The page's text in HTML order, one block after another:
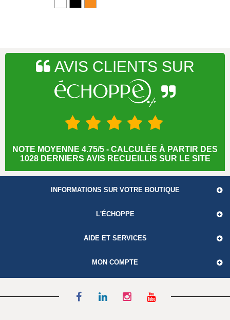
NOTE MOYENNE 4.75/5 - CALCULÉE À PARTIR DES
1028 DERNIERS AVIS RECUEILLIS SUR LE SITE
INFORMATIONS SUR VOTRE BOUTIQUE
L'ÉCHOPPE
AIDE ET SERVICES
MON COMPTE